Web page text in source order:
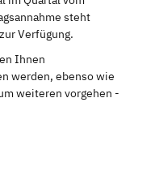
steht
Verfügung.
Ihnen
werden, ebenso wie
weiteren vorgehen -